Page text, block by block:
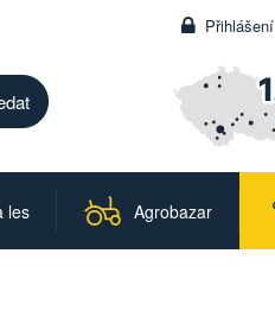
Přihlášení
les Agrobazar